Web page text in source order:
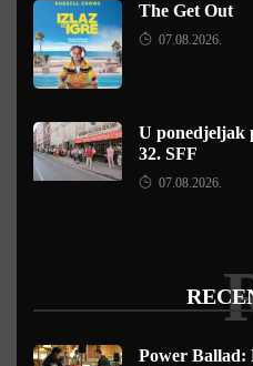
The Get Out
07.08.2026.
U ponedjeljak
32. SFF
07.08.2026.
Power Ballad: